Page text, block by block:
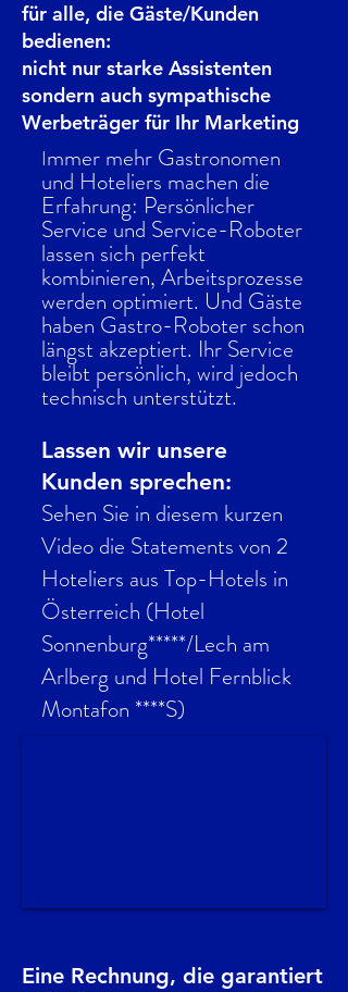
für alle, die Gäste/Kunden
bedienen:
nicht nur starke Assistenten
sondern auch sympathische
Werbeträger für Ihr Marketing
Immer mehr Gastronomen
und Hoteliers machen die
Erfahrung: Persönlicher
Service und Service-Roboter
lassen sich perfekt
kombinieren, Arbeitsprozesse
werden optimiert. Und Gäste
haben Gastro-Roboter schon
längst akzeptiert. Ihr Service
bleibt persönlich, wird jedoch
technisch unterstützt.
Lassen wir unsere
Kunden sprechen:
Sehen Sie in diesem kurzen
Video die Statements von 2
Hoteliers aus Top-Hotels in
Österreich (Hotel
Sonnenburg*****/Lech am
Arlberg und Hotel Fernblick
Montafon ****S)
Eine Rechnung, die garantiert